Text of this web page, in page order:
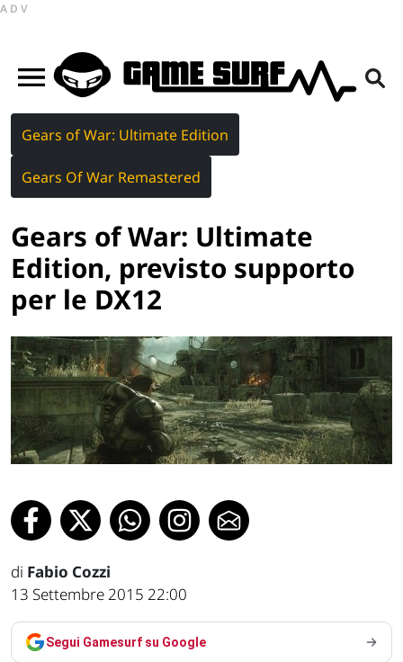
ADV
Gears of War: Ultimate Edition
Gears Of War Remastered
Gears of War: Ultimate
Edition, previsto supporto
per le DX12
di Fabio Cozzi
13 Settembre 2015 22:00
Segui Gamesurf su Google